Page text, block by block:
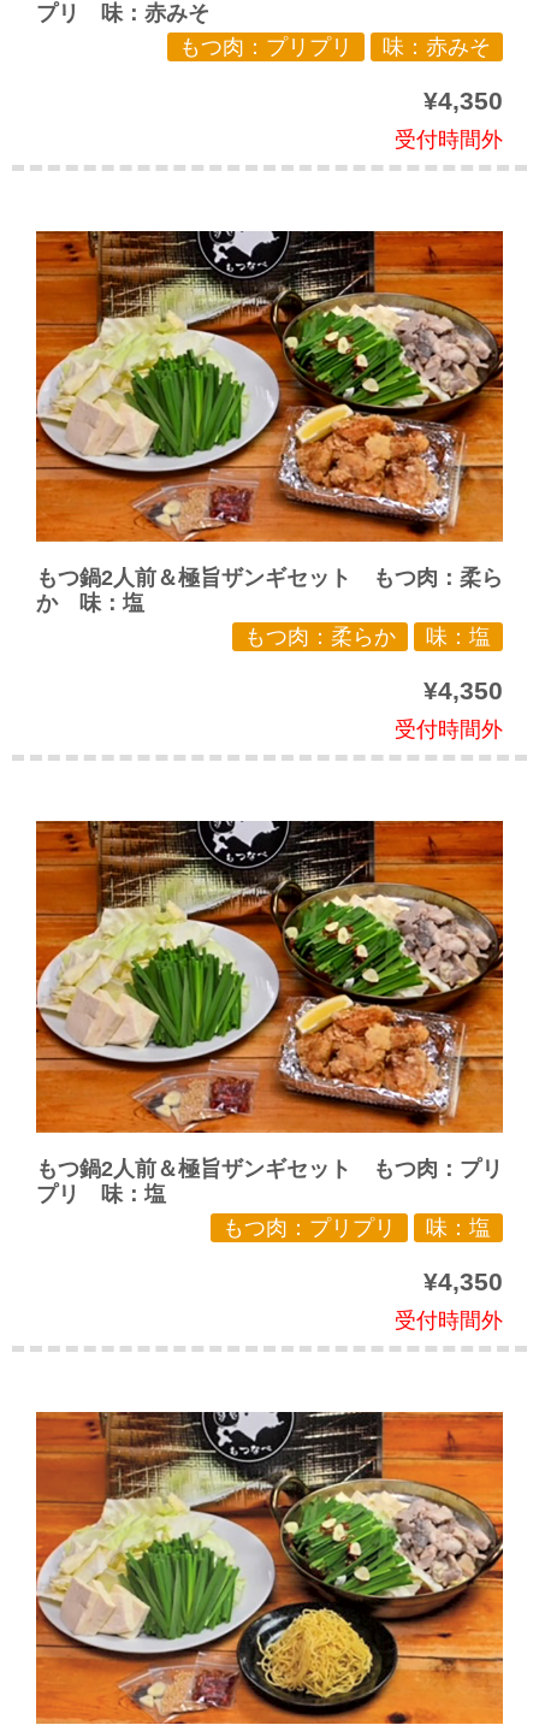
プリ 味：赤みそ
もつ肉：プリプリ
味：赤みそ
¥4,350
受付時間外
もつ鍋2人前＆極旨ザンギセット もつ肉：柔ら
か 味：塩
もつ肉：柔らか
味：塩
¥4,350
受付時間外
もつ鍋2人前＆極旨ザンギセット もつ肉：プリ
プリ 味：塩
もつ肉：プリプリ
味：塩
¥4,350
受付時間外